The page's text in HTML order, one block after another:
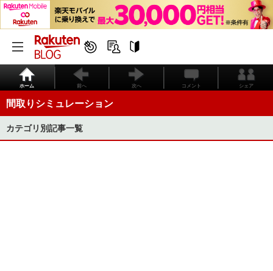
ホーム 前へ 次へ コメント シェア
間取りシミュレーション
カテゴリ別記事一覧